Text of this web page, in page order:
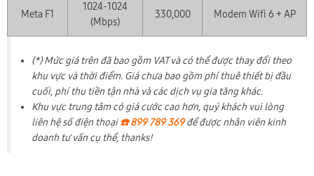
Meta F1
1024-1024
(Mbps)
330,000 Modem Wifi 6 + AP
(*) Mức giá trên đã bao gồm VAT và có thể được thay đổi theo
khu vực và thời điểm. Giá chưa bao gồm phí thuê thiết bị đầu
cuối, phí thu tiền tận nhà và các dịch vụ gia tăng khác.
Khu vực trung tâm có giá cước cao hơn, quý khách vui lòng
liên hệ số điện thoại☎️ 899 789 369để được nhân viên kinh
doanh tư vấn cụ thể, thanks!